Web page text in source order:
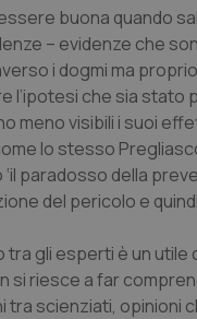
buona quando
– evidenze che
i dogmi ma
che sia stato
meno visibili i suoi
lo stesso
paradosso della
del pericolo e quindi
tra gli esperti è un
si riesce a far
tra scienziati, opinioni